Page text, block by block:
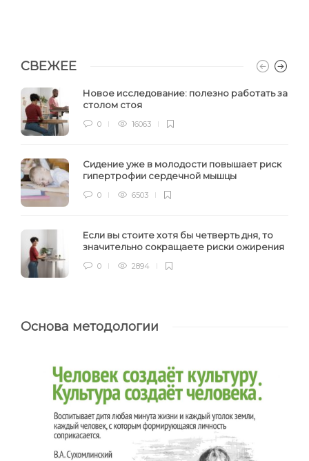
СВЕЖЕЕ
Новое исследование: полезно работать за
столом стоя
0 16063
Сидение уже в молодости повышает риск
гипертрофии сердечной мышцы
0 6503
Если вы стоите хотя бы четверть дня, то
значительно сокращаете риски ожирения
0 2894
Основа методологии